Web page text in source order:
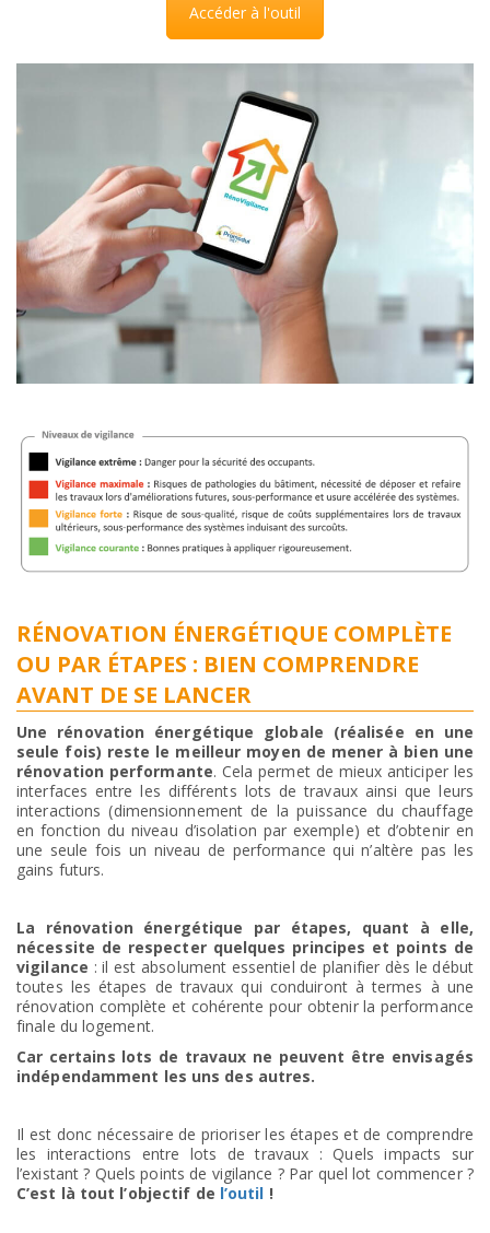
Accéder à l'outil
RÉNOVATION ÉNERGÉTIQUE COMPLÈTE
OU PAR ÉTAPES : BIEN COMPRENDRE
AVANT DE SE LANCER
Une rénovation énergétique globale (réalisée en une
seule fois) reste le meilleur moyen de mener à bien une
rénovation performante. Cela permet de mieux anticiper les
interfaces entre les différents lots de travaux ainsi que leurs
interactions (dimensionnement de la puissance du chauffage
en fonction du niveau d’isolation par exemple) et d’obtenir en
une seule fois un niveau de performance qui n’altère pas les
gains futurs.
La rénovation énergétique par étapes, quant à elle,
nécessite de respecter quelques principes et points de
vigilance : il est absolument essentiel de planifier dès le début
toutes les étapes de travaux qui conduiront à termes à une
rénovation complète et cohérente pour obtenir la performance
finale du logement.
Car certains lots de travaux ne peuvent être envisagés
indépendamment les uns des autres.
Il est donc nécessaire de prioriser les étapes et de comprendre
les interactions entre lots de travaux : Quels impacts sur
l’existant ? Quels points de vigilance ? Par quel lot commencer ?
C’est là tout l’objectif de l’outil !